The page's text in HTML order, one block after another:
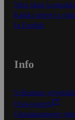
Näin tilaat ja
Kaikki ohjeet ja
In English
Info
S-Business
Oiva-raportit
Osuuskauppojen